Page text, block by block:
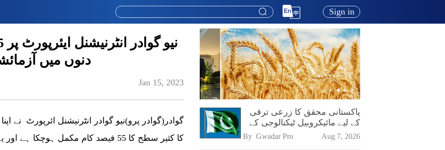
Sign in
دنوں میں
Jan 15, 2023
گوادر(گوادر پرو)نیو گوادر انٹرنیشنل ائرپورٹ نے
پاکستانی محقق کا زرعی ترقی
کے لیے مائیکروبیل ٹیکنالوجی کے
فروغ پر زور
By Gwadar Pro Aug 7, 2026